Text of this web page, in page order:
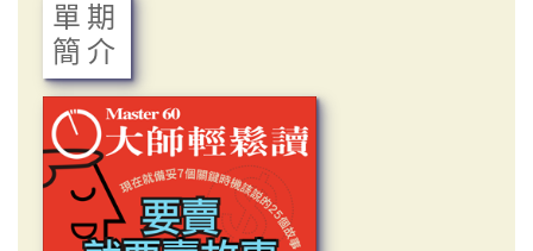
單期
簡介